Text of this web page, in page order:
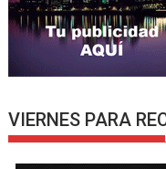
VIERNES PARA